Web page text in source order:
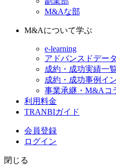
M&Aな部
M&Aについて学ぶ
e-learning
アドバンスドデータ
成約・成功実績一
成約・成功事例イ
事業承継・M&Aコ
利用料金
TRANBIガイド
会員登録
ログイン
閉じる